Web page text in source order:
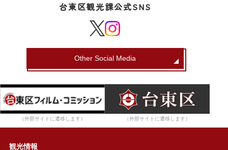
台東区観光課公式SNS
Other Social Media
（外部サイトに遷移します） （外部サイトに遷移します）
観光情報